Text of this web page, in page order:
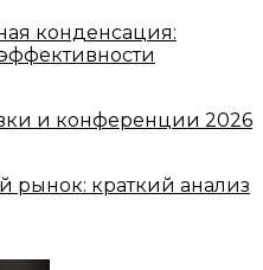
конденсация:
и конференции 2026
рынок: краткий анализ